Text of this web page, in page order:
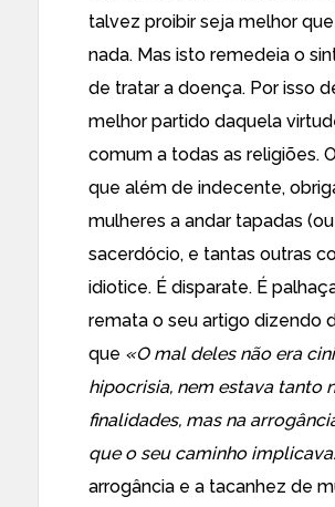
talvez proibir seja melhor
nada. Mas isto remedeia o
de tratar a doença. Por isso
melhor partido daquela
comum a todas as religiões.
que além de indecente,
mulheres a andar tapadas
sacerdócio, e tantas outras
idiotice. É disparate. É
remata o seu artigo dizendo
que «O mal deles não era
hipocrisia, nem estava tanto
finalidades, mas na
que o seu caminho
arrogância e a tacanhez de